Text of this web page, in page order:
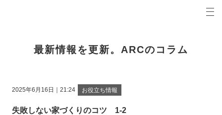
2025年6月16日｜21:24 お役立ち情報
失敗しない家づくりのコツ 1-2
最新情報を更新。ARCのコラム